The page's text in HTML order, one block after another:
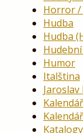
Horror
Hudba
Hudba
Humor
Italština
Katalogy